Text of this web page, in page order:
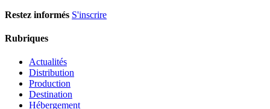
Restez informés S'inscrire
Rubriques
Actualités
Distribution
Production
Destination
Hébergement